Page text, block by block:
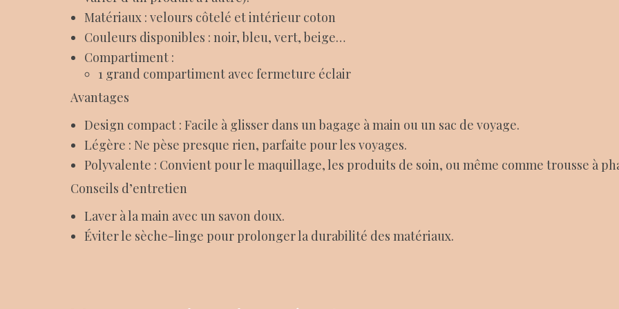
Matériaux : velours côtelé et intérieur coton
Couleurs disponibles : noir, bleu, vert, beige…
Compartiment :
1 grand compartiment avec fermeture éclair
Avantages
Design compact : Facile à glisser dans un bagage à main ou un sac de voyage.
Légère : Ne pèse presque rien, parfaite pour les voyages.
Polyvalente : Convient pour le maquillage, les produits de soin, ou même comme trousse à
Conseils d’entretien
Laver à la main avec un savon doux.
Éviter le sèche-linge pour prolonger la durabilité des matériaux.